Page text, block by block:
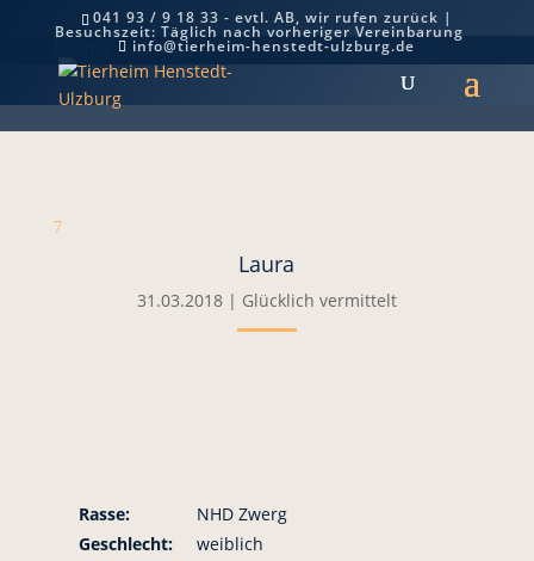
041 93 / 9 18 33 - evtl. AB, wir rufen zurück |
Besuchszeit: Täglich nach vorheriger Vereinbarung
info@tierheim-henstedt-ulzburg.de
Laura
7
Laura
31.03.2018| Glücklich vermittelt
Rasse:
NHD Zwerg
Geschlecht:
weiblich